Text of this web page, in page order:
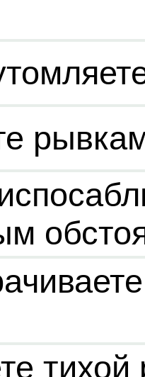
тихой